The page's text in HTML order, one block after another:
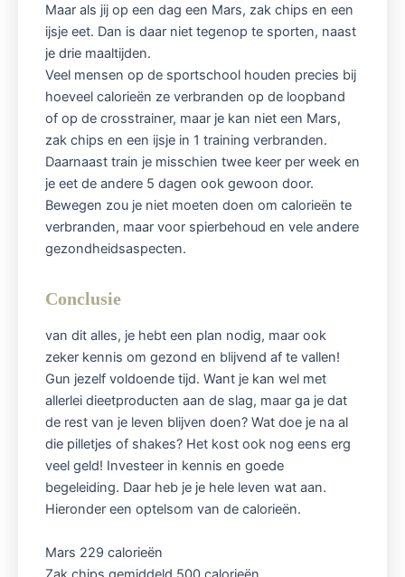
Maar als jij op een dag een Mars, zak chips en een
ijsje eet. Dan is daar niet tegenop te sporten, naast
je drie maaltijden.
Veel mensen op de sportschool houden precies bij
hoeveel calorieën ze verbranden op de loopband
of op de crosstrainer, maar je kan niet een Mars,
zak chips en een ijsje in 1 training verbranden.
Daarnaast train je misschien twee keer per week en
je eet de andere 5 dagen ook gewoon door.
Bewegen zou je niet moeten doen om calorieën te
verbranden, maar voor spierbehoud en vele andere
gezondheidsaspecten.
Conclusie
van dit alles, je hebt een plan nodig, maar ook
zeker kennis om gezond en blijvend af te vallen!
Gun jezelf voldoende tijd. Want je kan wel met
allerlei dieetproducten aan de slag, maar ga je dat
de rest van je leven blijven doen? Wat doe je na al
die pilletjes of shakes? Het kost ook nog eens erg
veel geld! Investeer in kennis en goede
begeleiding. Daar heb je je hele leven wat aan.
Hieronder een optelsom van de calorieën.
Mars 229 calorieën